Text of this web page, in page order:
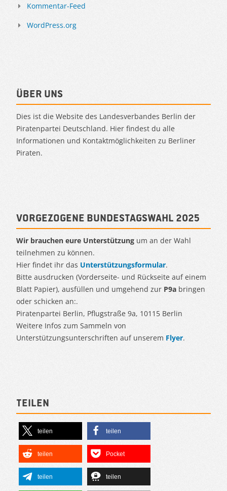
Kommentar-Feed
WordPress.org
Über uns
Dies ist die Website des Landesverbandes Berlin der
Piratenpartei Deutschland. Hier findest du alle
Informationen und Kontaktmöglichkeiten zu Berliner
Piraten.
Vorgezogene Bundestagswahl 2025
Wir brauchen eure Unterstützung um an der Wahl
teilnehmen zu können.
Hier findet ihr das Unterstützungsformular.
Bitte ausdrucken (Vorderseite- und Rückseite auf einem
Blatt Papier), ausfüllen und umgehend zur P9a bringen
oder schicken an:.
Piratenpartei Berlin, Pflugstraße 9a, 10115 Berlin
Weitere Infos zum Sammeln von
Unterstützungsunterschriften auf unserem Flyer.
Teilen
teilen teilen
teilen Pocket
teilen teilen